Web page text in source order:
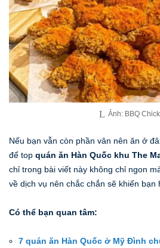
Ảnh: BBQ
Nếu bạn vẫn còn phần vân nên ăn ở
để top quán ăn Hàn Quốc khu The
chỉ trong bài viết này không chỉ ngon
về dịch vụ nên chắc chắn sẽ khiến bạn
Có thể bạn quan tâm:
7 quán ăn Hàn Quốc ở Mỹ Đình